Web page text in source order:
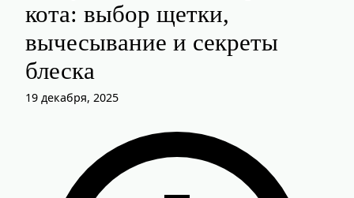
кота: выбор щетки,
вычесывание и секреты
блеска
19 декабря, 2025